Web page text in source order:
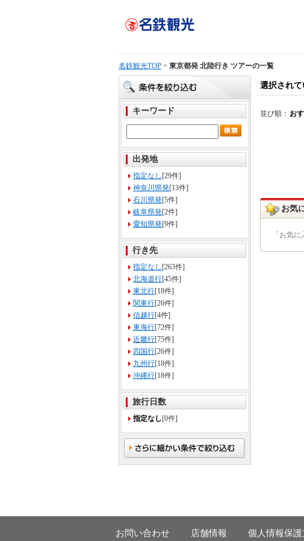
名鉄観光TOP > 東京都発 北陸行き ツアーの一覧
キーワード
出発地
指定なし [29件]
神奈川県発[13件]
石川県発[5件]
岐阜県発[2件]
愛知県発[9件]
行き先
指定なし [263件]
北海道行[45件]
東北行[18件]
関東行[26件]
信越行[4件]
東海行[72件]
近畿行[75件]
四国行[26件]
九州行[18件]
沖縄行[18件]
旅行日数
指定なし[0件]
選択され
並び順： お
お気
「お気
お問い合わせ 店舗情報 個人情報保